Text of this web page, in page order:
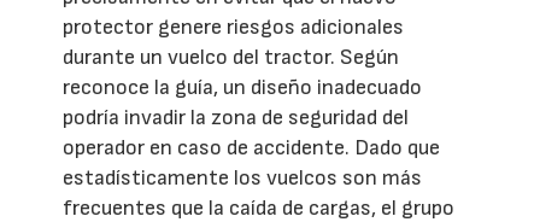
protector genere riesgos adicionales
durante un vuelco del tractor. Según
reconoce la guía, un diseño inadecuado
podría invadir la zona de seguridad del
operador en caso de accidente. Dado que
estadísticamente los vuelcos son más
frecuentes que la caída de cargas, el grupo